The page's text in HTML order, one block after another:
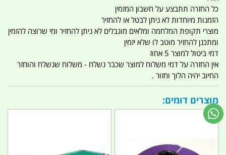
כל החזרה תתבצע על חשבון המזמין
הזמנות מיוחדות לא ניתן לבטל או להחזיר
מוצרי תקופת המלחמה ומלאים מוגבלים לא ניתן להחזיר ומי שרוצה להזמין
ומתכנן להחזיר מוטב לו שלא יזמין
דמי ביטול למוצר 5 אחוז
אין החזרה על דמי משלוח למוצר שכבר נשלח - משלוח שנשלח והוחזר
החיוב יהיה הלוך וחזור .
מוצרים דומים: